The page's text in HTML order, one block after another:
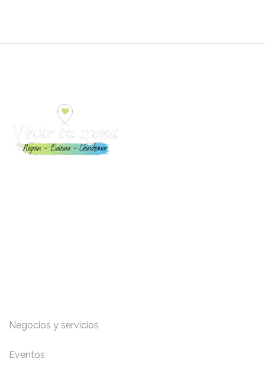
Negocios y servicios
Eventos